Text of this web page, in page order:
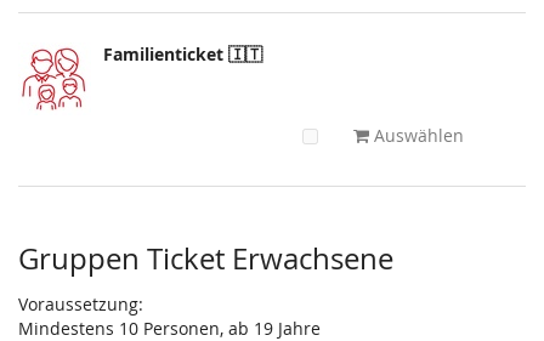
Familienticket 🇮🇹
Auswählen
Gruppen Ticket Erwachsene
Voraussetzung:
Mindestens 10 Personen, ab 19 Jahre